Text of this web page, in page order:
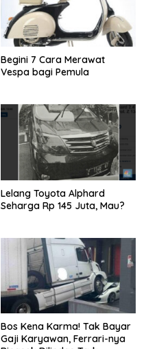
Begini 7 Cara Merawat
Vespa bagi Pemula
Lelang Toyota Alphard
Seharga Rp 145 Juta, Mau?
Bos Kena Karma! Tak Bayar
Gaji Karyawan, Ferrari-nya